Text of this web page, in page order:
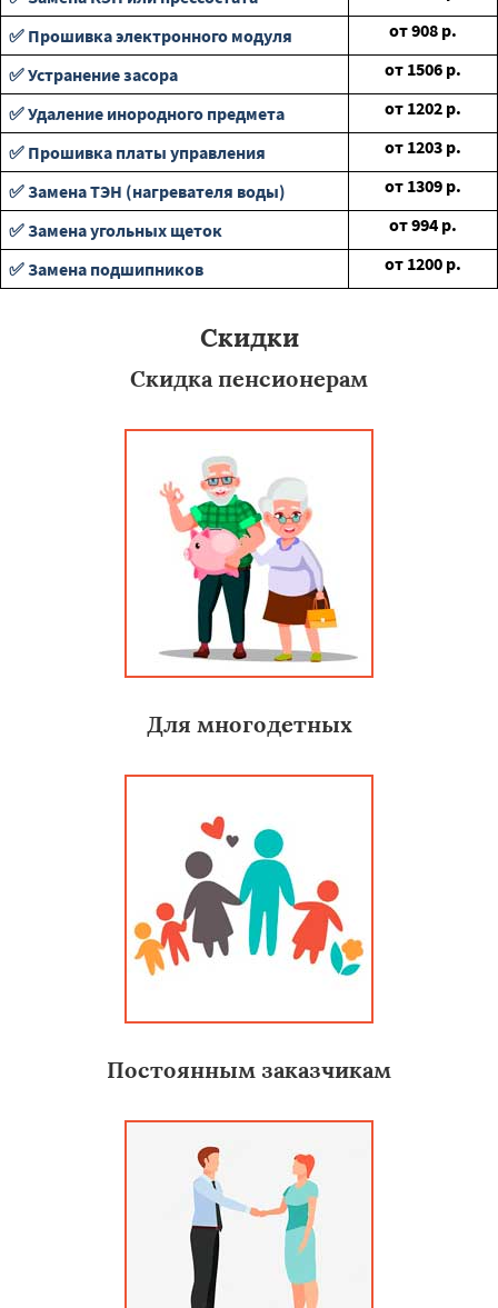
✅ Прошивка электронного модуля
от908 р.
✅ Устранение засора
от 1506 р.
✅ Удаление инородного предмета
от 1202 р.
✅ Прошивка платы управления
от 1203 р.
✅ Замена ТЭН (нагревателя воды)
от 1309 р.
✅ Замена угольных щеток
от994 р.
✅ Замена подшипников
от 1200 р.
Скидки
Скидка пенсионерам
Для многодетных
Постоянным заказчикам